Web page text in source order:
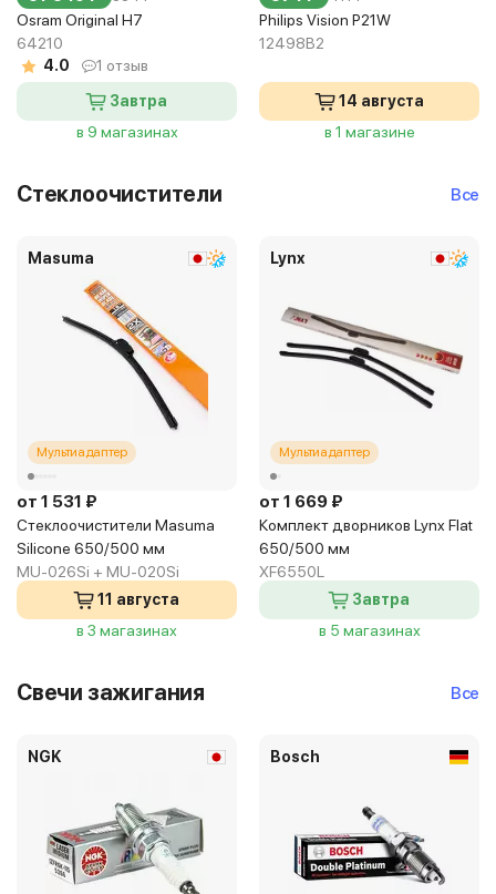
Osram Original H7
64210
4.0
1 отзыв
Завтра
в 9 магазинах
Philips Vision P21W
12498B2
14 августа
в 1 магазине
Стеклоочистители Все
Masuma
Мультиадаптер
от 1 531 ₽
Стеклоочистители Masuma
Silicone 650/500 мм
MU-026Si + MU-020Si
11 августа
в 3 магазинах
Lynx
Мультиадаптер
от 1 669 ₽
Комплект дворников Lynx Flat
650/500 мм
XF6550L
Завтра
в 5 магазинах
Свечи зажигания Все
NGK Bosch